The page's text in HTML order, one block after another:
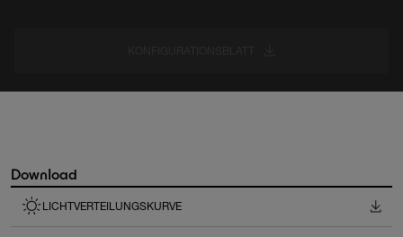
Download
LICHTVERTEILUNGSKURVE